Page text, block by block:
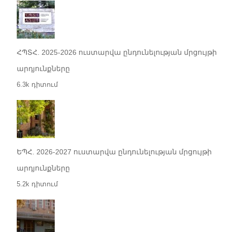
ՀՊՏՀ. 2025-2026 ուստարվա ընդունելության մրցույթի
արդյունքները
6.3k դիտում
ԵՊՀ. 2026-2027 ուստարվա ընդունելության մրցույթի
արդյունքները
5.2k դիտում